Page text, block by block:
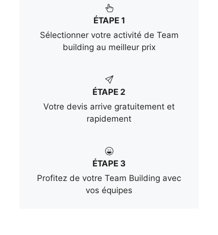
ÉTAPE 1
Sélectionner votre activité de Team
building au meilleur prix
ÉTAPE 2
Votre devis arrive gratuitement et
rapidement
ÉTAPE 3
Profitez de votre Team Building avec
vos équipes